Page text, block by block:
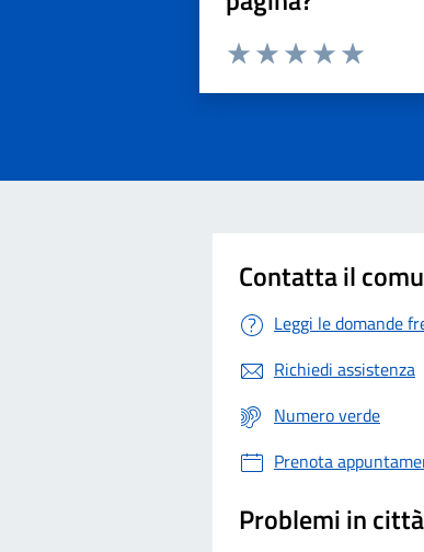
Contatta il
Leggi le domande
Richiedi assistenza
Numero verde
Prenota
Problemi in città